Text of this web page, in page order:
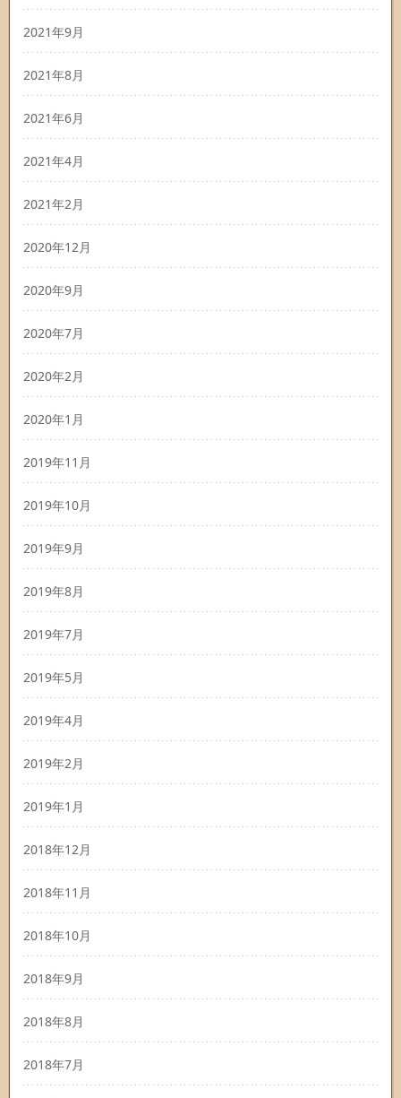
2021年9月
2021年8月
2021年6月
2021年4月
2021年2月
2020年12月
2020年9月
2020年7月
2020年2月
2020年1月
2019年11月
2019年10月
2019年9月
2019年8月
2019年7月
2019年5月
2019年4月
2019年2月
2019年1月
2018年12月
2018年11月
2018年10月
2018年9月
2018年8月
2018年7月